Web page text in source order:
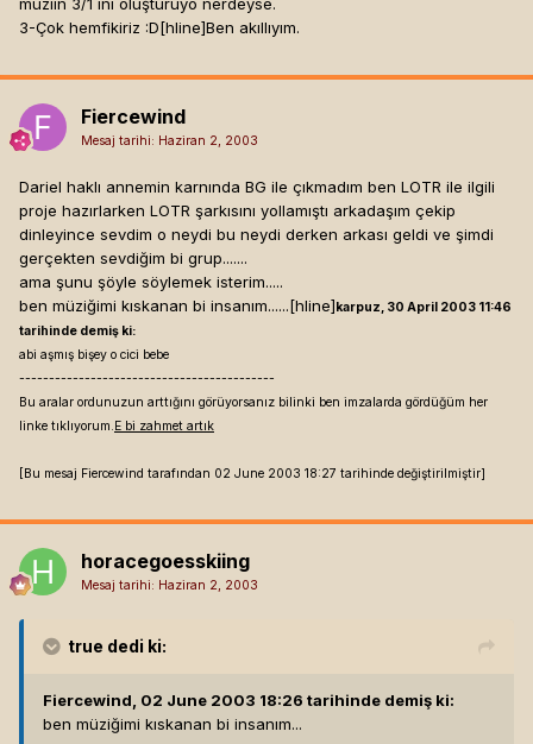
müziin 3/1 ini oluşturuyo nerdeyse.
3-Çok hemfikiriz :D[hline]Ben akıllıyım.
Fiercewind
Mesaj tarihi: Haziran 2, 2003
Dariel haklı annemin karnında BG ile çıkmadım ben LOTR ile ilgili
proje hazırlarken LOTR şarkısını yollamıştı arkadaşım çekip
dinleyince sevdim o neydi bu neydi derken arkası geldi ve şimdi
gerçekten sevdiğim bi grup.......
ama şunu şöyle söylemek isterim.....
ben müziğimi kıskanan bi insanım......[hline] karpuz, 30 April 2003 11:46
tarihinde demiş ki:
abi aşmış bişey o cici bebe
-------------------------------------------
Bu aralar ordunuzun arttığını görüyorsanız bilinki ben imzalarda gördüğüm her
linke tıklıyorum. E bi zahmet artık
[Bu mesaj Fiercewind tarafından 02 June 2003 18:27 tarihinde değiştirilmiştir]
horacegoesskiing
Mesaj tarihi: Haziran 2, 2003
true dedi ki:
Fiercewind, 02 June 2003 18:26 tarihinde demiş ki:
ben müziğimi kıskanan bi insanım...